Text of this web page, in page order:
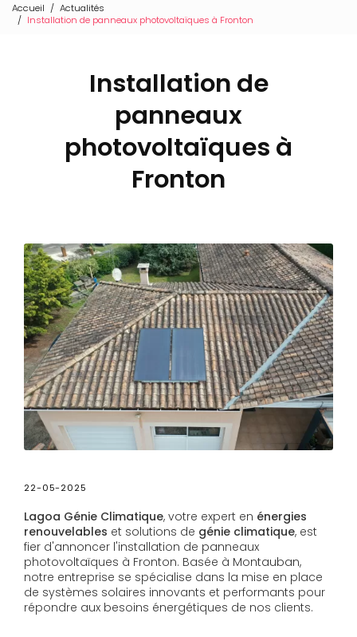
Accueil
Actualités
Installation de panneaux photovoltaïques à Fronton
Installation de
panneaux
photovoltaïques à
Fronton
22-05-2025
Lagoa Génie Climatique, votre expert en énergies
renouvelables et solutions de génie climatique, est
fier d'annoncer l'installation de panneaux
photovoltaïques à Fronton. Basée à Montauban,
notre entreprise se spécialise dans la mise en place
de systèmes solaires innovants et performants pour
répondre aux besoins énergétiques de nos clients.